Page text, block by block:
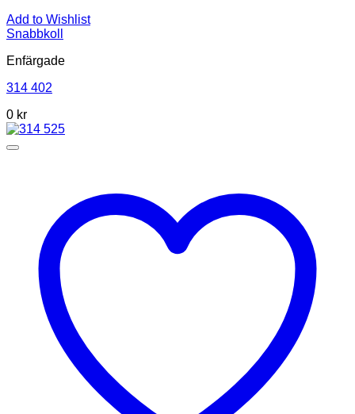
Add to Wishlist
Snabbkoll
Enfärgade
314 402
0 kr